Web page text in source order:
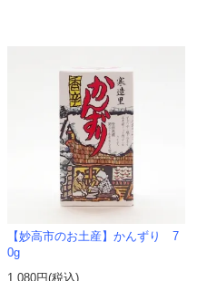
【妙高市のお土産】かんずり 7
0g